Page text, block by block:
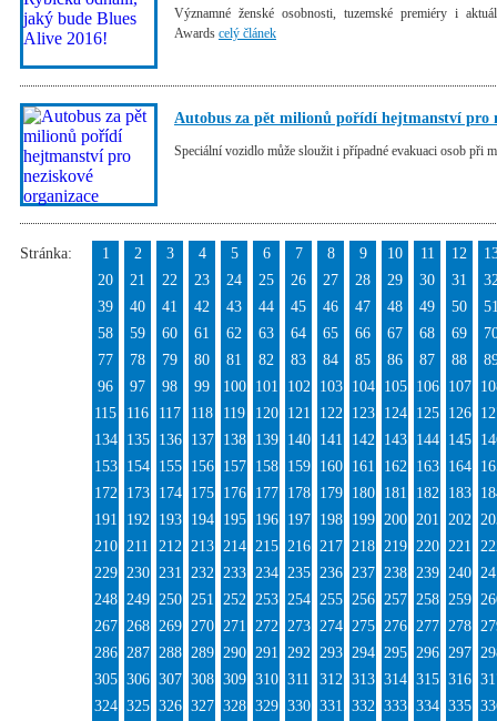
Významné ženské osobnosti, tuzemské premiéry i
Awards celý článek
Autobus za pět milionů pořídí hejtmanství pro
Speciální vozidlo může sloužit i případné evakuaci osob při
Stránka: 1 2 3 4 5 6 7 8 9 10 11 12
20
21 22 23 24 25 26 27 28 29 30 31
39
40 41 42 43 44 45 46 47 48 49 50
58
59 60 61 62 63 64 65 66 67 68 69
77
78 79 80 81 82 83 84 85 86 87 88
96
97 98 99 100 101 102 103 104 105 106 107
115
116 117 118 119 120 121 122 123 124 125 126
134
135 136 137 138 139 140 141 142 143 144 145
153
154 155 156 157 158 159 160 161 162 163 164
172
173 174 175 176 177 178 179 180 181 182 183
191
192 193 194 195 196 197 198 199 200 201 202
210 211 212 213 214 215 216 217 218 219 220 221
229 230 231 232 233 234 235 236 237 238 239 240
248 249 250 251 252 253 254 255 256 257 258 259
267 268 269 270 271 272 273 274 275 276 277 278
286 287 288 289 290 291 292 293 294 295 296 297
305 306 307 308 309 310 311 312 313 314 315 316
324 325 326 327 328 329 330 331 332 333 334 335